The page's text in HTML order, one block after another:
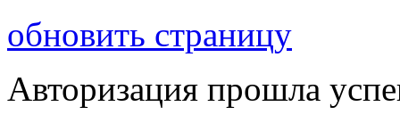
обновить страницу
Авторизация прошла